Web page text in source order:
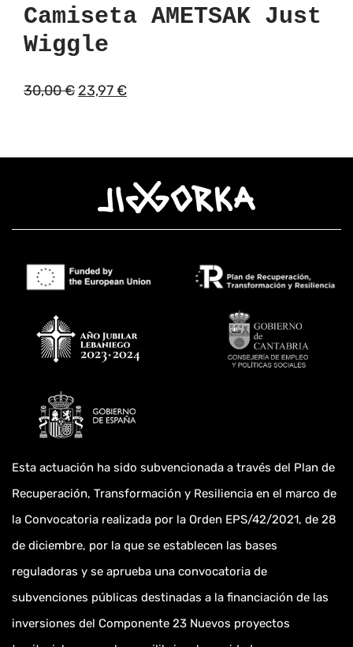
Camiseta AMETSAK Just
Wiggle
30,00€ El
era:
30,00 €.
23,97€El
es:
23,97 €.
Esta actuación ha sido subvencionada a través del Plan de
Recuperación, Transformación y Resiliencia en el marco de
la Convocatoria realizada por la Orden EPS/42/2021, de 28
de diciembre, por la que se establecen las bases
reguladoras y se aprueba una convocatoria de
subvenciones públicas destinadas a la financiación de las
inversiones del Componente 23 Nuevos proyectos